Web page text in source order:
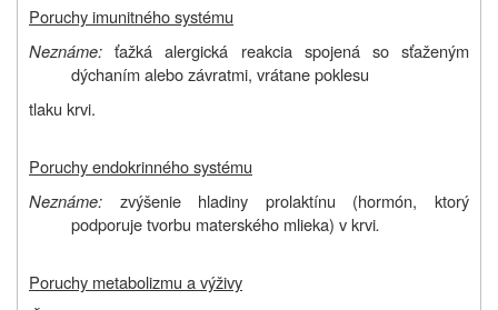
Poruchy imunitného systému
Neznáme: ťažká alergická reakcia spojená so sťaženým
dýchaním alebo závratmi, vrátane poklesu
tlaku krvi.
Poruchy endokrinného systému
Neznáme: zvýšenie hladiny prolaktínu (hormón, ktorý
podporuje tvorbu materského mlieka) v krvi.
Poruchy metabolizmu a výživy